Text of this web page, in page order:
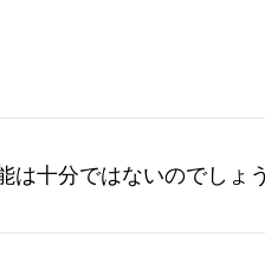
は十分ではないのでしょ